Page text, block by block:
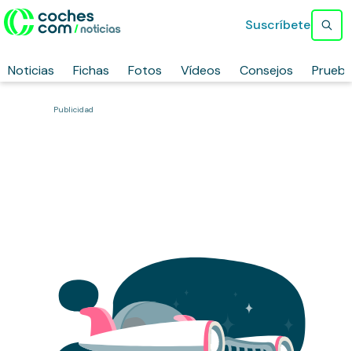
Noticias Fichas Fotos Vídeos Consejos
Suscríbete
Publicidad